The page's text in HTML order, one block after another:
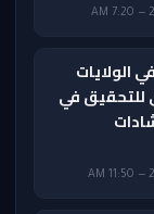
الولايات
للتحقيق في